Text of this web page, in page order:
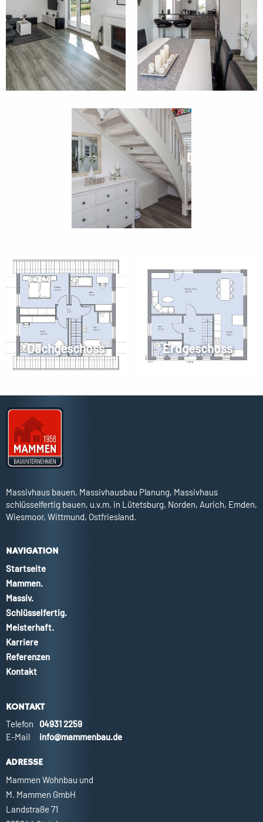
Dachgeschoss Erdgeschoss
Massivhaus bauen, Massivhausbau Planung, Massivhaus
schlüsselfertig bauen, u.v.m. in Lütetsburg, Norden, Aurich, Emden,
Wiesmoor, Wittmund, Ostfriesland.
NAVIGATION
Startseite
Mammen.
Massiv.
Schlüsselfertig.
Meisterhaft.
Karriere
Referenzen
Kontakt
KONTAKT
Telefon
04931 2259
E-Mail
info@mammenbau.de
ADRESSE
Mammen Wohnbau und
M. Mammen GmbH
Landstraße 71